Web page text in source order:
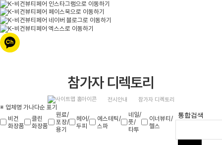
참가자 디렉토리
전시안내 참가자 디렉토리
※ 업체명 가나다순 표기
비건
화장품
클린
화장품
원료/
포장/
용기
헤어/
두피
에스테틱/
스파
네일/
풋/
타투
이너뷰티/
헬스